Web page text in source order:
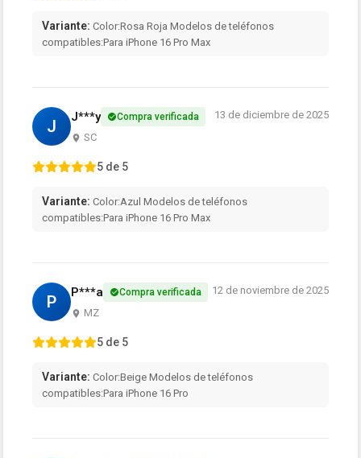
Variante: Color:Rosa Roja Modelos de teléfonos
compatibles:Para iPhone 16 Pro Max
J J***y Compra verificada
SC
13 de diciembre de 2025
5 de 5
Variante: Color:Azul Modelos de teléfonos
compatibles:Para iPhone 16 Pro Max
P P***a Compra verificada
MZ
12 de noviembre de 2025
5 de 5
Variante: Color:Beige Modelos de teléfonos
compatibles:Para iPhone 16 Pro